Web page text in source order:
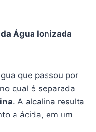
Água Ionizada
que passou por
qual é separada
. A alcalina resulta
a ácida, em um